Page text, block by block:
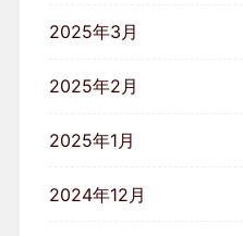
2025年3月
2025年2月
2025年1月
2024年12月